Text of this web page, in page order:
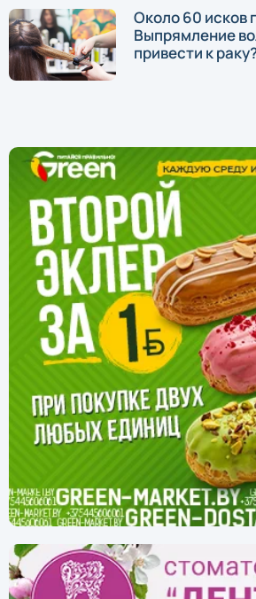
Около 60 исков
Выпрямление
привести к